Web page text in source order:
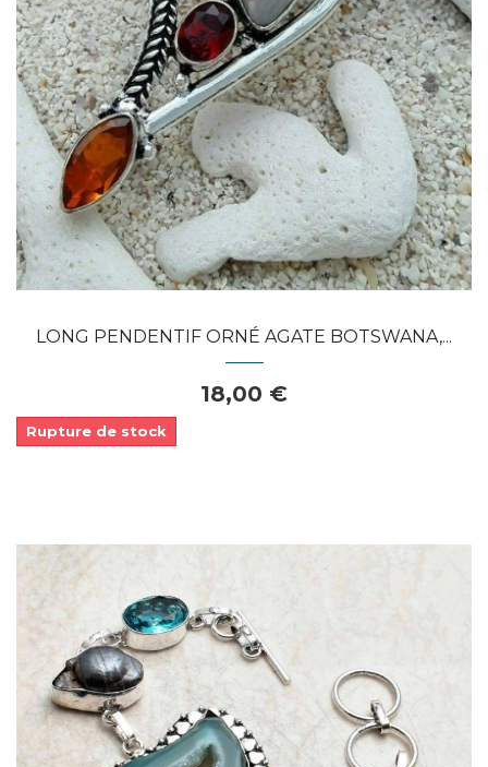
APERÇU RAPIDE
LONG PENDENTIF ORNÉ AGATE BOTSWANA,...
18,00 €
Rupture de stock